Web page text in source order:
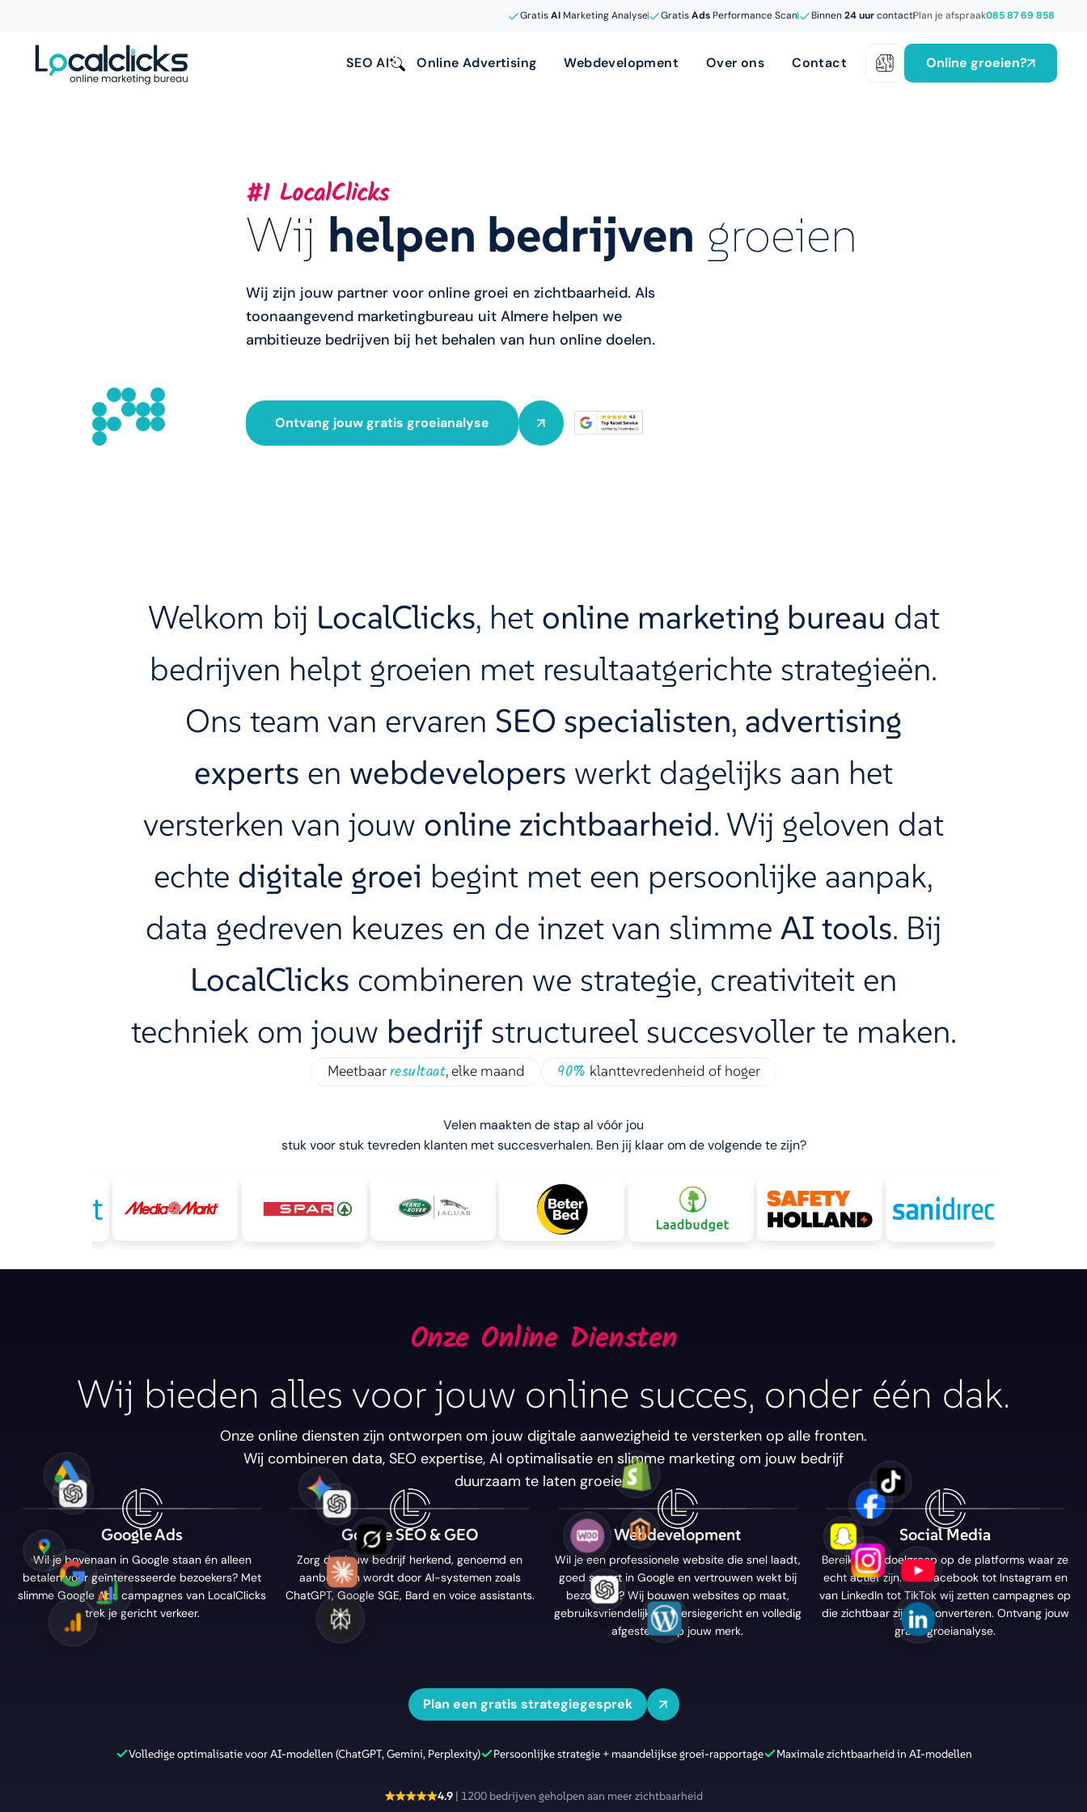
GratisAIMarketing Analyse GratisAdsPerformance Scan Binnen24 uurcontactPlan je afspraak085 87 69 858
SEO AI Online Advertising Webdevelopment Over ons Contact Online groeien?
#1 LocalClicks
Wij helpen bedrijven groeien
Wij zijn jouw partner voor online groei en zichtbaarheid. Als
toonaangevend marketingbureau uit Almere helpen we
ambitieuze bedrijven bij het behalen van hun online doelen.
Ontvang jouw gratis groeianalyse
Welkom bij LocalClicks, het online marketing bureau dat
bedrijven helpt groeien met resultaatgerichte strategieën.
Ons team van ervaren SEO specialisten, advertising
experts en webdevelopers werkt dagelijks aan het
versterken van jouw online zichtbaarheid. Wij geloven dat
echte digitale groei begint met een persoonlijke aanpak,
data gedreven keuzes en de inzet van slimme AI tools. Bij
LocalClicks combineren we strategie, creativiteit en
techniek om jouw bedrijf structureel succesvoller te maken.
Meetbaarresultaat, elke maand 90% klanttevredenheid of hoger
Velen maakten de stap al vóór jou
stuk voor stuk tevreden klanten met succesverhalen. Ben jij klaar om de volgende te zijn?
Onze Online Diensten
Wij bieden alles voor jouw online succes, onder één dak.
Onze online diensten zijn ontworpen om jouw digitale aanwezigheid te versterken op alle fronten.
Wij combineren data, SEO expertise, AI optimalisatie en slimme marketing om jouw bedrijf
duurzaam te laten groeien.
Google Ads
Wil je bovenaan in Google staan én alleen
betalen voor geïnteresseerde bezoekers? Met
slimme Google Ads campagnes van LocalClicks
trek je gericht verkeer.
Google SEO & GEO
Zorg dat jouw bedrijf herkend, genoemd en
aanbevolen wordt door AI-systemen zoals
ChatGPT, Google SGE, Bard en voice assistants.
Webdevelopment
Wil je een professionele website die snel laadt,
goed scoort in Google en vertrouwen wekt bij
bezoekers? Wij bouwen websites op maat,
gebruiksvriendelijk, conversiegericht en volledig
afgestemd op jouw merk.
Social Media
Bereik jouw doelgroep op de platforms waar ze
echt actief zijn. Van Facebook tot Instagram en
van LinkedIn tot TikTok wij zetten campagnes op
die zichtbaar zijn en converteren. Ontvang jouw
gratis groeianalyse.
Plan een gratis strategiegesprek
Volledige optimalisatie voor AI-modellen (ChatGPT, Gemini, Perplexity) Persoonlijke strategie + maandelijkse groei-rapportage Maximale zichtbaarheid in AI-modellen
4.9| 1200 bedrijven geholpen aan meer zichtbaarheid